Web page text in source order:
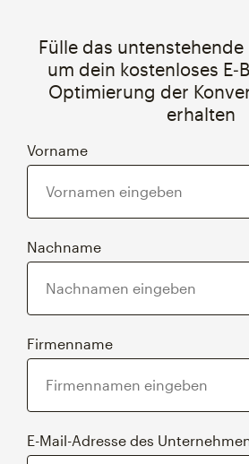
Fülle das untenstehende
um dein kostenloses
Optimierung der
erhalten
Vorname
Nachname
Firmenname
E-Mail-Adresse des